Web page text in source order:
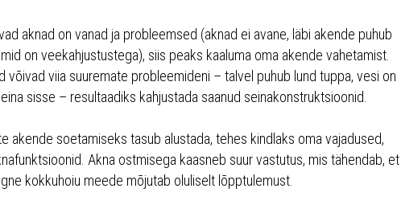
aknad on vanad ja probleemsed (aknad ei avane, läbi akende puhub
on veekahjustustega), siis peaks kaaluma oma akende vahetamist.
võivad viia suuremate probleemideni – talvel puhub lund tuppa, vesi on
sisse – resultaadiks kahjustada saanud seinakonstruktsioonid.
akende soetamiseks tasub alustada, tehes kindlaks oma vajadused,
Akna ostmisega kaasneb suur vastutus, mis tähendab, et
kokkuhoiu meede mõjutab oluliselt lõpptulemust.